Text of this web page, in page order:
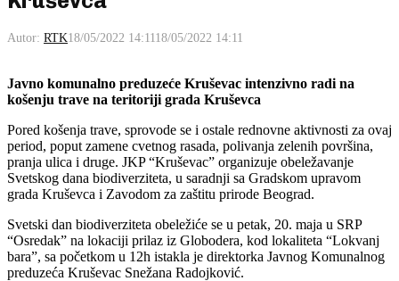
Autor: RTK18/05/2022 14:11 18/05/2022 14:11
Javno komunalno preduzeće Kruševac intenzivno radi na
košenju trave na teritoriji grada Kruševca
Pored košenja trave, sprovode se i ostale rednovne aktivnosti za ovaj
period, poput zamene cvetnog rasada, polivanja zelenih površina,
pranja ulica i druge. JKP “Kruševac” organizuje obeležavanje
Svetskog dana biodiverziteta, u saradnji sa Gradskom upravom
grada Kruševca i Zavodom za zaštitu prirode Beograd.
Svetski dan biodiverziteta obeležiće se u petak, 20. maja u SRP
“Osredak” na lokaciji prilaz iz Globodera, kod lokaliteta “Lokvanj
bara”, sa početkom u 12h istakla je direktorka Javnog Komunalnog
preduzeća Kruševac Snežana Radojković.